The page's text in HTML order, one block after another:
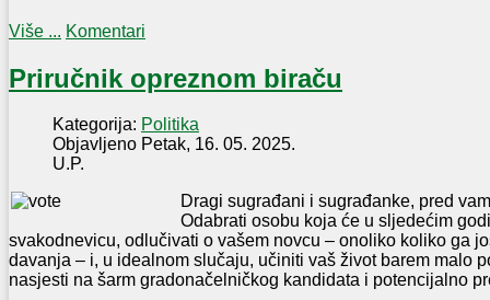
Više ... Komentari
Priručnik opreznom biraču
Kategorija: Politika
Objavljeno Petak, 16. 05. 2025.
U.P.
Dragi sugrađani i sugrađanke, pred
Odabrati osobu koja će u sljedećim
svakodnevicu, odlučivati o vašem novcu – onoliko koliko ga
davanja – i, u idealnom slučaju, učiniti vaš život barem malo
nasjesti na šarm gradonačelničkog kandidata i potencijalno